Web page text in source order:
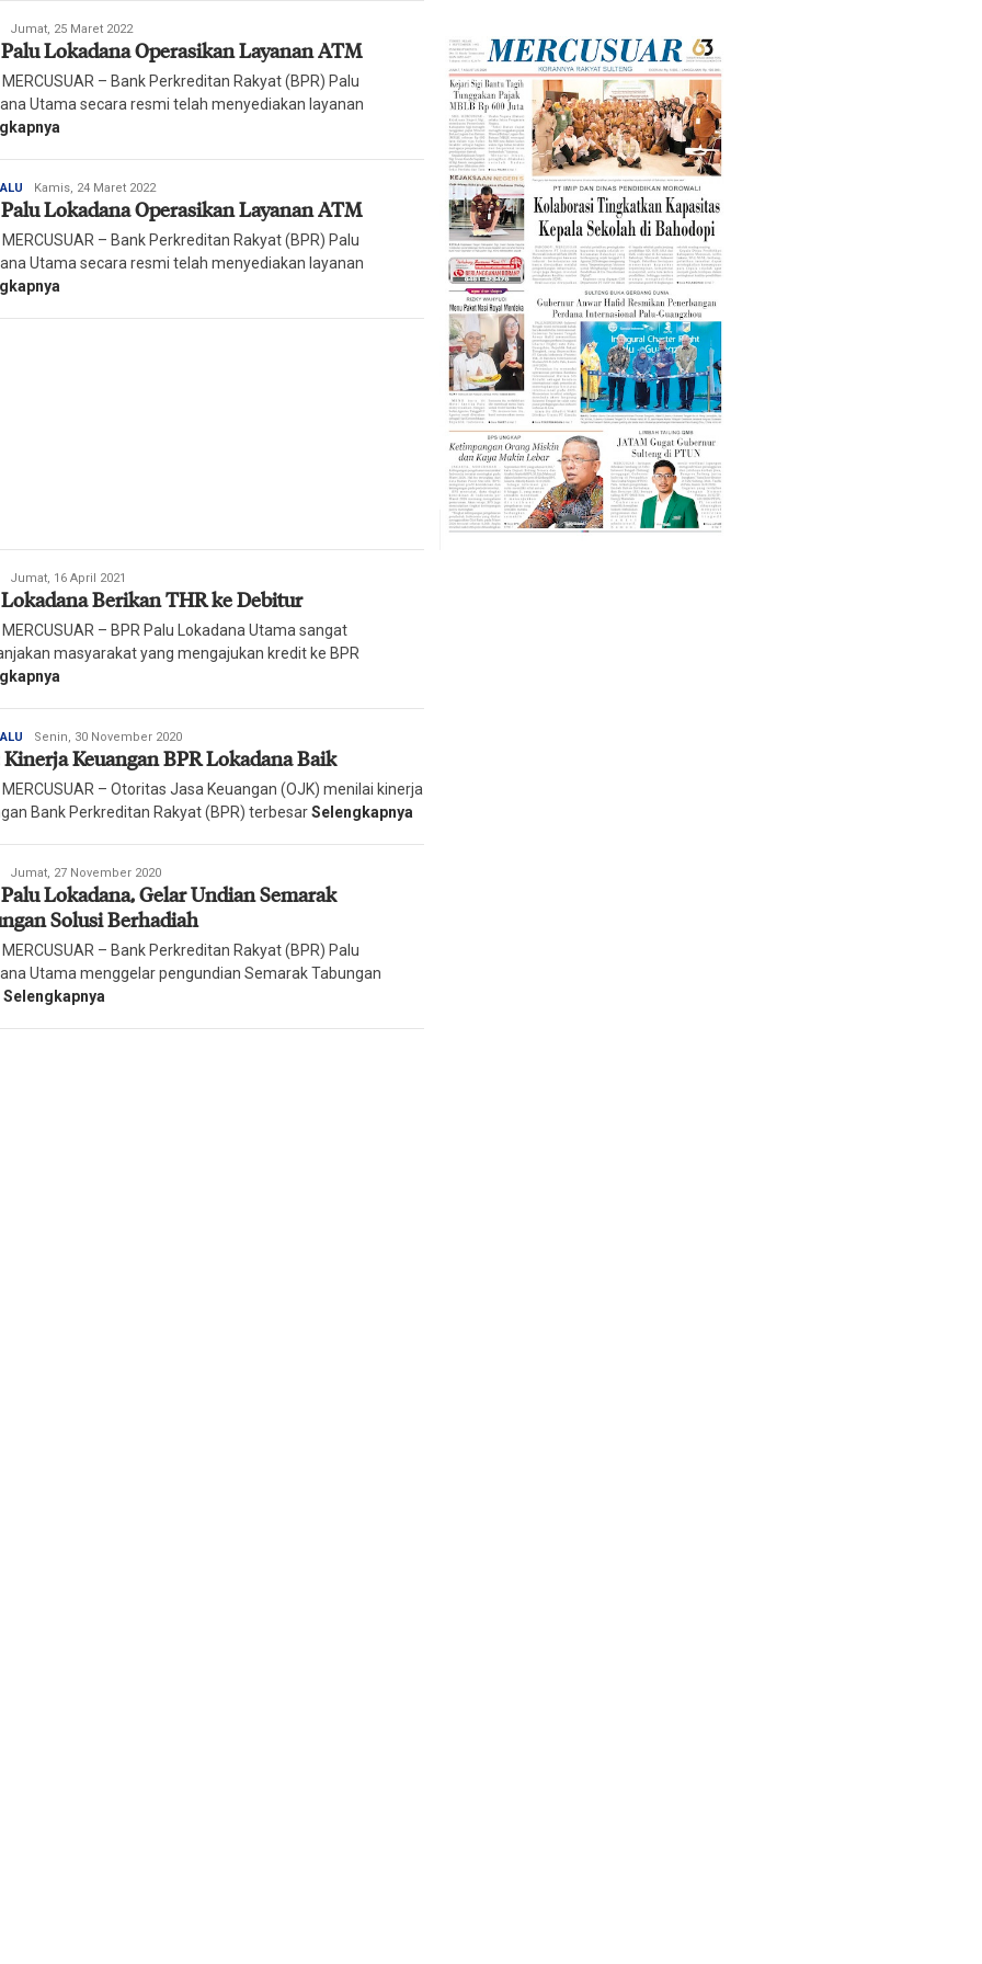
Redaksi
Harian
Jumat, 25 Maret 2022
Lokadana Operasikan Layanan ATM
MERCUSUAR – Bank Perkreditan Rakyat (BPR) Palu
Utama secara resmi telah menyediakan layanan
Redaksi
Harian
Mercusuar
Kamis, 24 Maret 2022
Lokadana Operasikan Layanan ATM
MERCUSUAR – Bank Perkreditan Rakyat (BPR) Palu
Utama secara resmi telah menyediakan layanan
Redaksi
Harian
Jumat, 16 April 2021
Berikan THR ke Debitur
MERCUSUAR – BPR Palu Lokadana Utama sangat
masyarakat yang mengajukan kredit ke BPR
Redaksi
Harian
Mercusuar
Senin, 30 November 2020
Kinerja Keuangan BPR Lokadana Baik
MERCUSUAR – Otoritas Jasa Keuangan (OJK) menilai kinerja
Bank Perkreditan Rakyat (BPR) terbesarSelengkapnya
Redaksi
Harian
Jumat, 27 November 2020
Lokadana, Gelar Undian Semarak
Solusi Berhadiah
MERCUSUAR – Bank Perkreditan Rakyat (BPR) Palu
Utama menggelar pengundian Semarak Tabungan
Selengkapnya